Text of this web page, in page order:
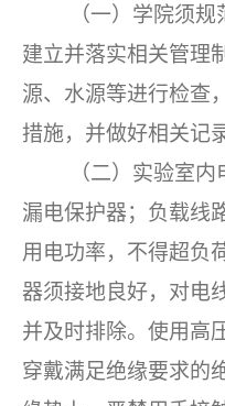
（一）学院须
建立并落实相关管理
源、水源等进行检查
措施，并做好相关记
（二）实验室
漏电保护器；负载线
用电功率，不得超负
器须接地良好，对电
并及时排除。使用高
穿戴满足绝缘要求的